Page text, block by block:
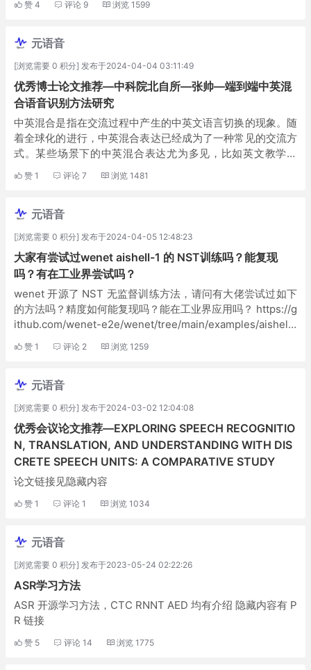
赞 4 评论 9 浏览 1599
元语音
[浏览需要 0 积分] 发布于2024-04-04 03:11:49
优秀博士论文推荐—中科院北自所—张帅—端到端中英混
合语音识别方法研究
中英混合是指在交流过程中产生的中英文语言切换的现象。随
着全球化的进行，中英混合表达已经成为了一种常见的交流方
式。某些场景下的中英混合表达尤为多见，比如英文教学课
堂、学术会议、跨国企业会议等。这种特殊的语言现象有效地
降低了沟通成本，促进了不同文化之间的交流。...
赞 1 评论 7 浏览 1481
元语音
[浏览需要 0 积分] 发布于2024-04-05 12:48:23
大家有尝试过wenet aishell-1 的 NST训练吗？能复现
吗？有在工业界尝试吗？
wenet 开源了 NST 无监督训练方法，请问有大佬尝试过如下
的方法吗？精度如何能复现吗？能在工业界应用吗？ https://g
ithub.com/wenet-e2e/wenet/tree/main/examples/aishell/
NST
赞 1 评论 2 浏览 1259
元语音
[浏览需要 0 积分] 发布于2024-03-02 12:04:08
优秀会议论文推荐—EXPLORING SPEECH RECOGNITIO
N, TRANSLATION, AND UNDERSTANDING WITH DIS
CRETE SPEECH UNITS: A COMPARATIVE STUDY
论文链接见隐藏内容
赞 1 评论 1 浏览 1034
元语音
[浏览需要 0 积分] 发布于2023-05-24 02:22:26
ASR学习方法
ASR 开源学习方法，CTC RNNT AED 均有介绍 隐藏内容有 P
R 链接
赞 5 评论 14 浏览 1775